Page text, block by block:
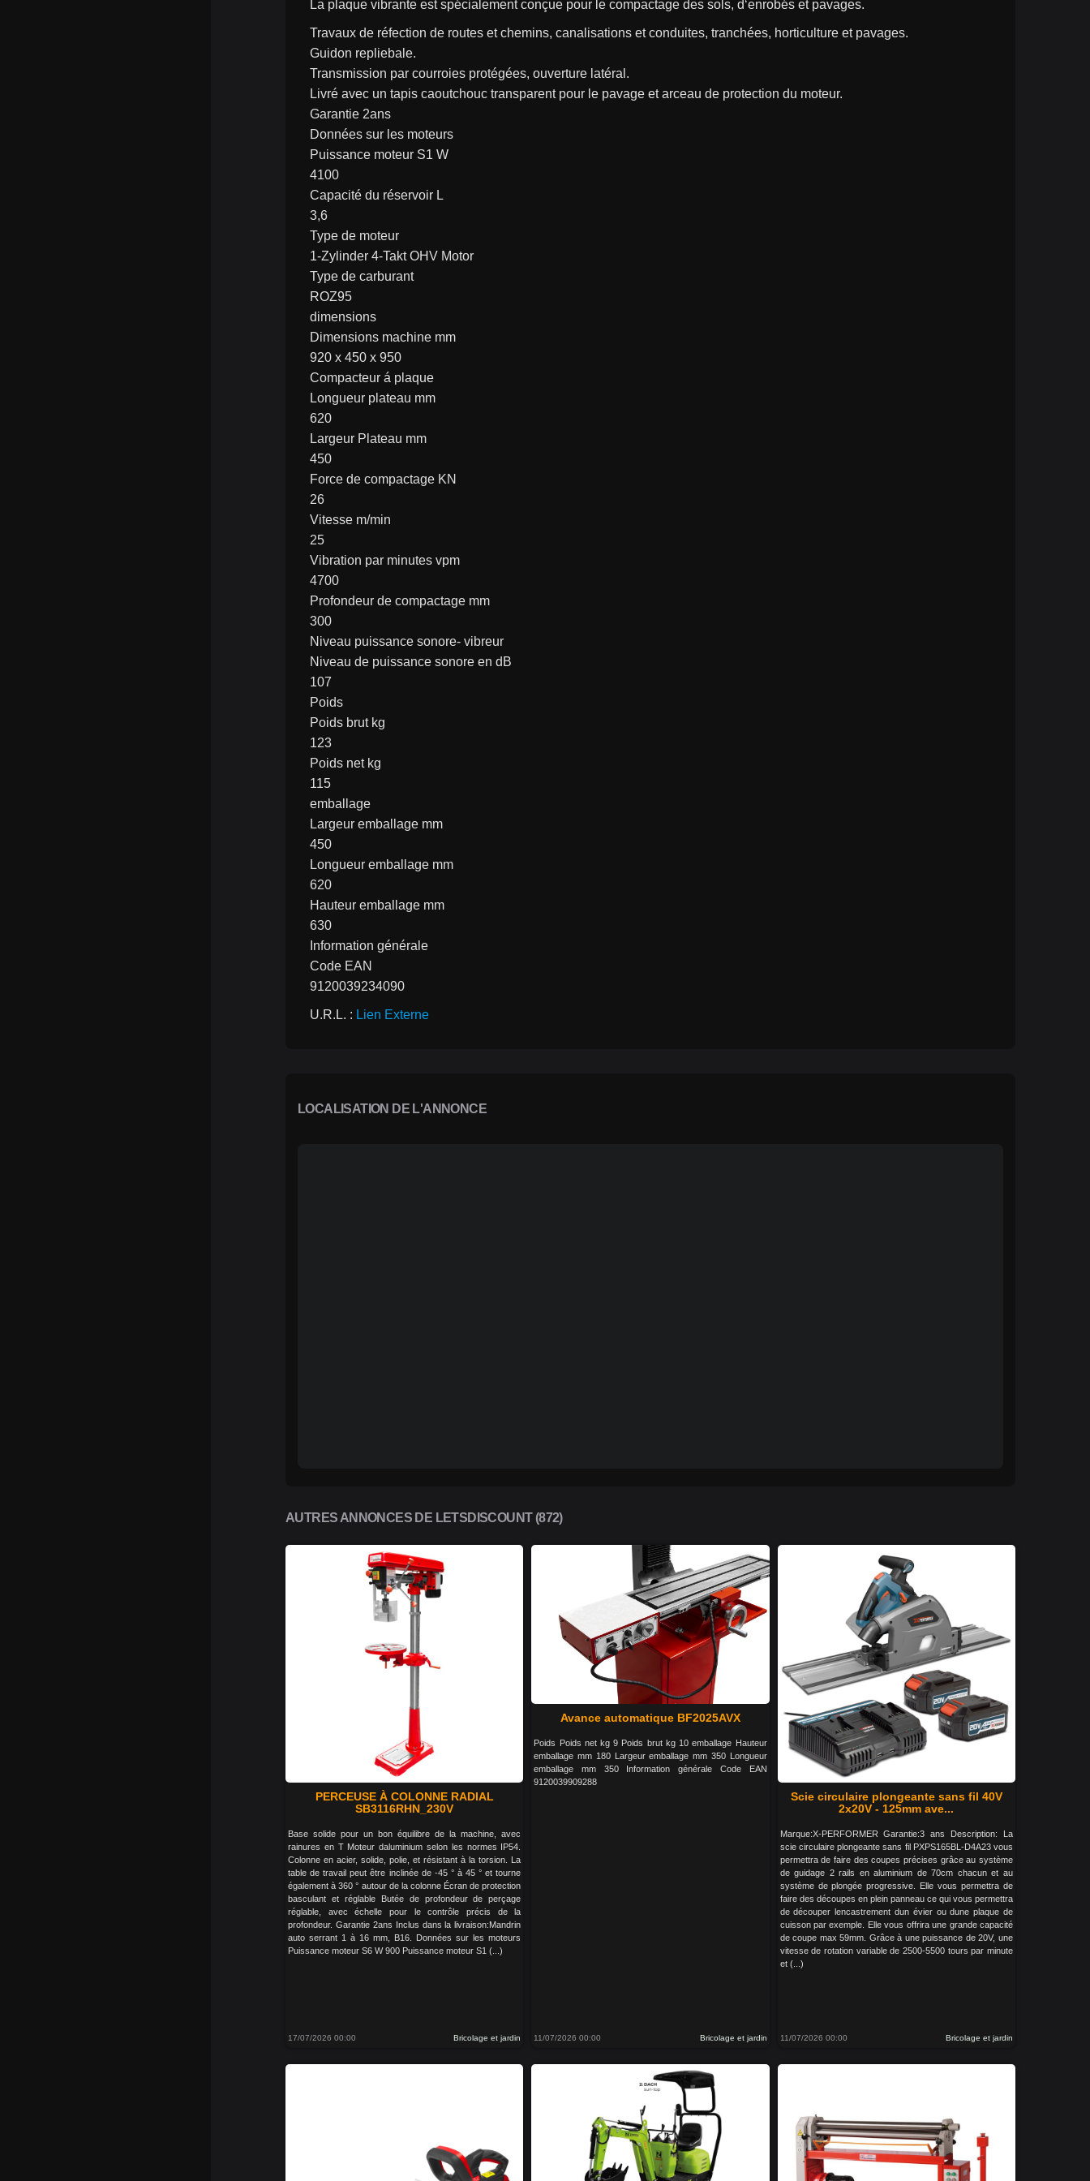
La plaque vibrante est spécialement conçue pour le compactage des sols, d‘enrobés et pavages.
Travaux de réfection de routes et chemins, canalisations et conduites, tranchées, horticulture et pavages.
Guidon repliebale.
Transmission par courroies protégées, ouverture latéral.
Livré avec un tapis caoutchouc transparent pour le pavage et arceau de protection du moteur.
Garantie 2ans
Données sur les moteurs
Puissance moteur S1 W
4100
Capacité du réservoir L
3,6
Type de moteur
1-Zylinder 4-Takt OHV Motor
Type de carburant
ROZ95
dimensions
Dimensions machine mm
920 x 450 x 950
Compacteur á plaque
Longueur plateau mm
620
Largeur Plateau mm
450
Force de compactage KN
26
Vitesse m/min
25
Vibration par minutes vpm
4700
Profondeur de compactage mm
300
Niveau puissance sonore- vibreur
Niveau de puissance sonore en dB
107
Poids
Poids brut kg
123
Poids net kg
115
emballage
Largeur emballage mm
450
Longueur emballage mm
620
Hauteur emballage mm
630
Information générale
Code EAN
9120039234090
U.R.L. : Lien Externe
LOCALISATION DE L'ANNONCE
AUTRES ANNONCES DE LETSDISCOUNT (872)
PERCEUSE À COLONNE RADIAL
SB3116RHN_230V
Base solide pour un bon équilibre de la machine, avec
rainures en T Moteur daluminium selon les normes IP54.
Colonne en acier, solide, polie, et résistant à la torsion. La
table de travail peut être inclinée de -45 ° à 45 ° et tourne
également à 360 ° autour de la colonne Écran de protection
basculant et réglable Butée de profondeur de perçage
réglable, avec échelle pour le contrôle précis de la
profondeur. Garantie 2ans Inclus dans la livraison:Mandrin
auto serrant 1 à 16 mm, B16. Données sur les moteurs
Puissance moteur S6 W 900 Puissance moteur S1 (...)
17/07/2026 00:00 Bricolage et jardin
Avance automatique BF2025AVX
Poids Poids net kg 9 Poids brut kg 10 emballage Hauteur
emballage mm 180 Largeur emballage mm 350 Longueur
emballage mm 350 Information générale Code EAN
9120039909288
11/07/2026 00:00 Bricolage et jardin
Scie circulaire plongeante sans fil 40V
2x20V - 125mm ave...
Marque:X-PERFORMER Garantie:3 ans Description: La
scie circulaire plongeante sans fil PXPS165BL-D4A23 vous
permettra de faire des coupes précises grâce au système
de guidage 2 rails en aluminium de 70cm chacun et au
système de plongée progressive. Elle vous permettra de
faire des découpes en plein panneau ce qui vous permettra
de découper lencastrement dun évier ou dune plaque de
cuisson par exemple. Elle vous offrira une grande capacité
de coupe max 59mm. Grâce à une puissance de 20V, une
vitesse de rotation variable de 2500-5500 tours par minute
et (...)
11/07/2026 00:00 Bricolage et jardin